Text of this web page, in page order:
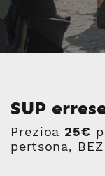
SUP
Prezioa25€
pertsona,